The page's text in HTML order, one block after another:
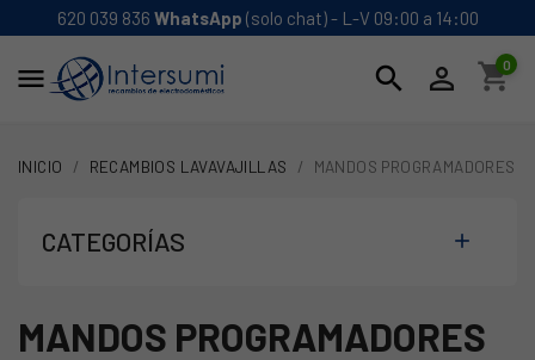
620 039 836 WhatsApp (solo chat) - L-V 09:00 a 14:00
 search  shopping_cart
0
INICIO RECAMBIOS LAVAVAJILLAS MANDOS PROGRAMADORES
CATEGORÍAS 
MANDOS PROGRAMADORES